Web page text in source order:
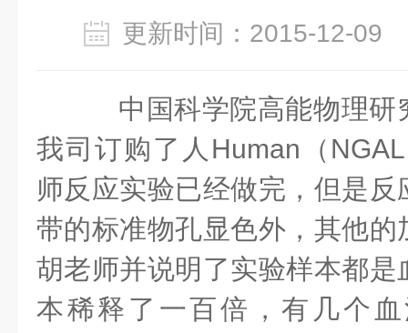
更新时间：2015-12-
中国科学院高能物理研
我司订购了人 Human （
师反应实验已经做完，但是
带的标准物孔显色外，其他
胡老师并说明了实验样本都
本稀释了一百倍，有几个